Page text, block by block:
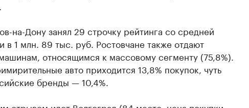
на-Дону занял 29 строчку рейтинга со средней
в 1 млн. 89 тыс. руб. Ростовчане также отдают
относящимся к массовому сегменту (75,8%).
авто приходится 13,8% покупок, чуть
бренды — 10,4%.